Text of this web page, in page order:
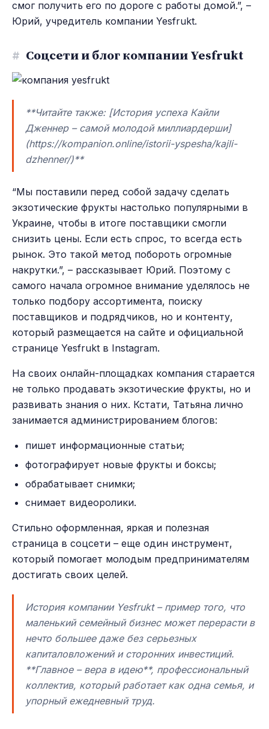
смог получить его по дороге с работы домой.”, –
Юрий, учредитель компании Yesfrukt.
# Соцсети и блог компании Yesfrukt
**Читайте также: [История успеха Кайли
Дженнер – самой молодой миллиардерши]
(https://kompanion.online/istorii-yspesha/kajli-
dzhenner/)**
“Мы поставили перед собой задачу сделать
экзотические фрукты настолько популярными в
Украине, чтобы в итоге поставщики смогли
снизить цены. Если есть спрос, то всегда есть
рынок. Это такой метод побороть огромные
накрутки.”, – рассказывает Юрий. Поэтому с
самого начала огромное внимание уделялось не
только подбору ассортимента, поиску
поставщиков и подрядчиков, но и контенту,
который размещается на сайте и официальной
странице Yesfrukt в Instagram.
На своих онлайн-площадках компания старается
не только продавать экзотические фрукты, но и
развивать знания о них. Кстати, Татьяна лично
занимается администрированием блогов:
пишет информационные статьи;
фотографирует новые фрукты и боксы;
обрабатывает снимки;
снимает видеоролики.
Стильно оформленная, яркая и полезная
страница в соцсети – еще один инструмент,
который помогает молодым предпринимателям
достигать своих целей.
История компании Yesfrukt – пример того, что
маленький семейный бизнес может перерасти в
нечто большее даже без серьезных
капиталовложений и сторонних инвестиций.
**Главное – вера в идею**, профессиональный
коллектив, который работает как одна семья, и
упорный ежедневный труд.